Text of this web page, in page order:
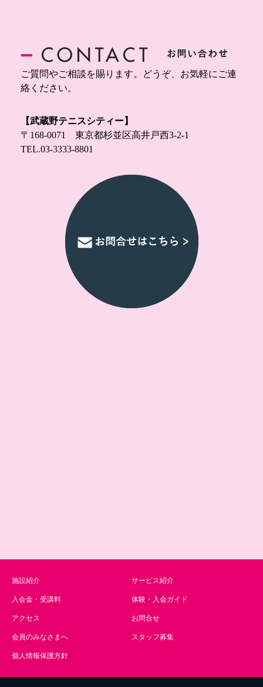
ご質問やご相談を賜ります。どうぞ、お気軽にご連
絡ください。
【武蔵野テニスシティー】
〒168-0071 東京都杉並区高井戸西3-2-1
TEL.03-3333-8801
施設紹介 サービス紹介
入会金・受講料 体験・入会ガイド
アクセス お問合せ
会員のみなさまへ スタッフ募集
個人情報保護方針